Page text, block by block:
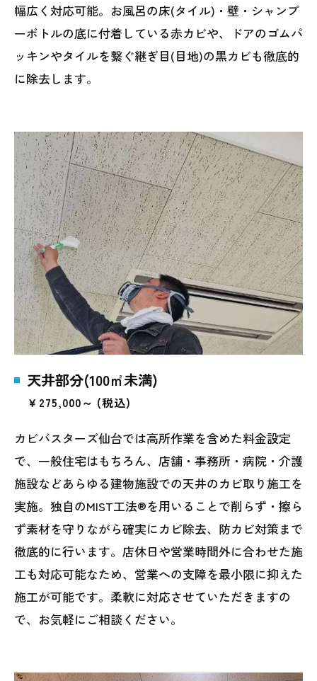
幅広く対応可能。お風呂の床(タイル)・壁・シャンプ
ーボトルの底に付着している赤カビや、ドアのゴムパ
ッキンやタイルを繋ぐ継ぎ目(目地)の黒カビも徹底的
に除去します。
天井部分(100㎡未満)
￥275,000～ (税込)
カビバスターズ仙台では高所作業を含めた料金設定
で、一般住宅はもちろん、店舗・事務所・病院・介護
施設などあらゆる建物施設での天井のカビ取り施工を
実施。独自のMIST工法®を用いることで削らず・擦ら
ず素材を守りながら確実にカビ除去、防カビ対策まで
徹底的に行います。店休日や営業時間外に合わせた施
工も対応可能なため、営業への支障を最小限に抑えた
施工が可能です。柔軟に対応させていただきますの
で、お気軽にご相談ください。